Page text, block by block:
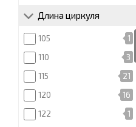
Длина циркуля
105
1
110
3
115
21
120
16
122
1